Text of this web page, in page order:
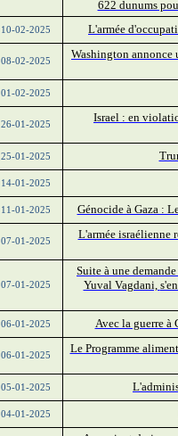
622 dunums
10-02-2025 L'armée
08-02-2025
Washington annonce
01-02-2025
26-01-2025
Israel : en
25-01-2025
14-01-2025
11-01-2025 Génocide à Gaza :
07-01-2025
L'armée israélienne
07-01-2025
Suite à une
Yuval Vagdani,
06-01-2025 Avec la guerre à
06-01-2025
Le Programme
05-01-2025
04-01-2025